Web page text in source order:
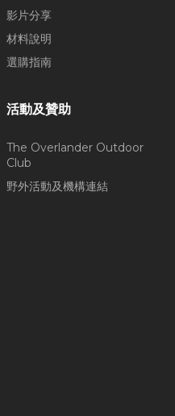
影片分享
材料說明
選購指南
活動及贊助
The Overlander Outdoor
Club
野外活動及機構連結